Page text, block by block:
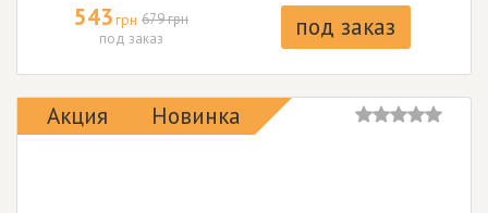
543грн 679 грн
под заказ
под заказ
Акция Новинка